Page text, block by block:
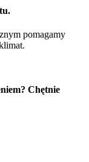
pomagamy
Chętnie